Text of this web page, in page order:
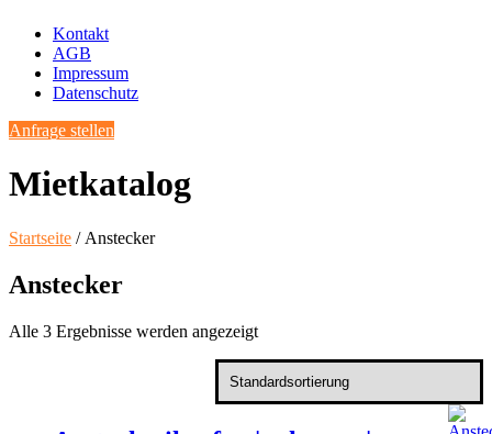
Kontakt
AGB
Impressum
Datenschutz
Anfrage stellen
Mietkatalog
Startseite / Anstecker
Anstecker
Alle 3 Ergebnisse werden angezeigt